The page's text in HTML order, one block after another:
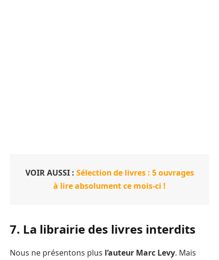
VOIR AUSSI : Sélection de livres : 5 ouvrages
à lire absolument ce mois-ci !
7. La librairie des livres interdits
Nous ne présentons plus l’auteur Marc Levy. Mais